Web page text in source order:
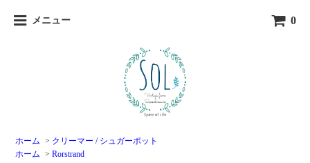
メニュー 0
ホーム > クリーマー / シュガーポット
ホーム >Rorstrand